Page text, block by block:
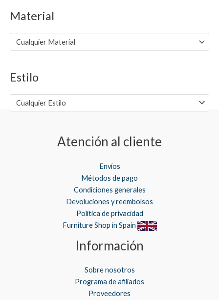
ii
Material
Cualquier Material
Estilo
Cualquier Estilo
Atención al cliente
Envíos
Métodos de pago
Condiciones generales
Devoluciones y reembolsos
Política de privacidad
Furniture Shop in Spain
Información
Sobre nosotros
Programa de afiliados
Proveedores